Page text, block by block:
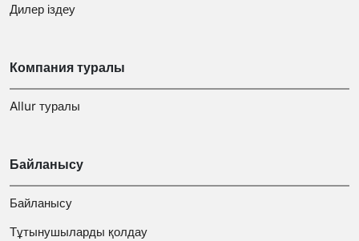
Дилер іздеу
Компания туралы
Allur туралы
Байланысу
Байланысу
Тұтынушыларды қолдау